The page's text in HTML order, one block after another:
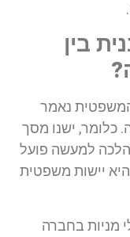
בין
נאמר
כלומר, ישנו מסך
למעשה פועל
יישות משפטית
מניות בחברה